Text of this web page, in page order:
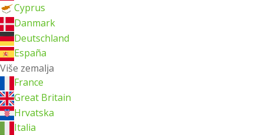
Cyprus
Danmark
Deutschland
España
Više zemalja
France
Great Britain
Hrvatska
Italia